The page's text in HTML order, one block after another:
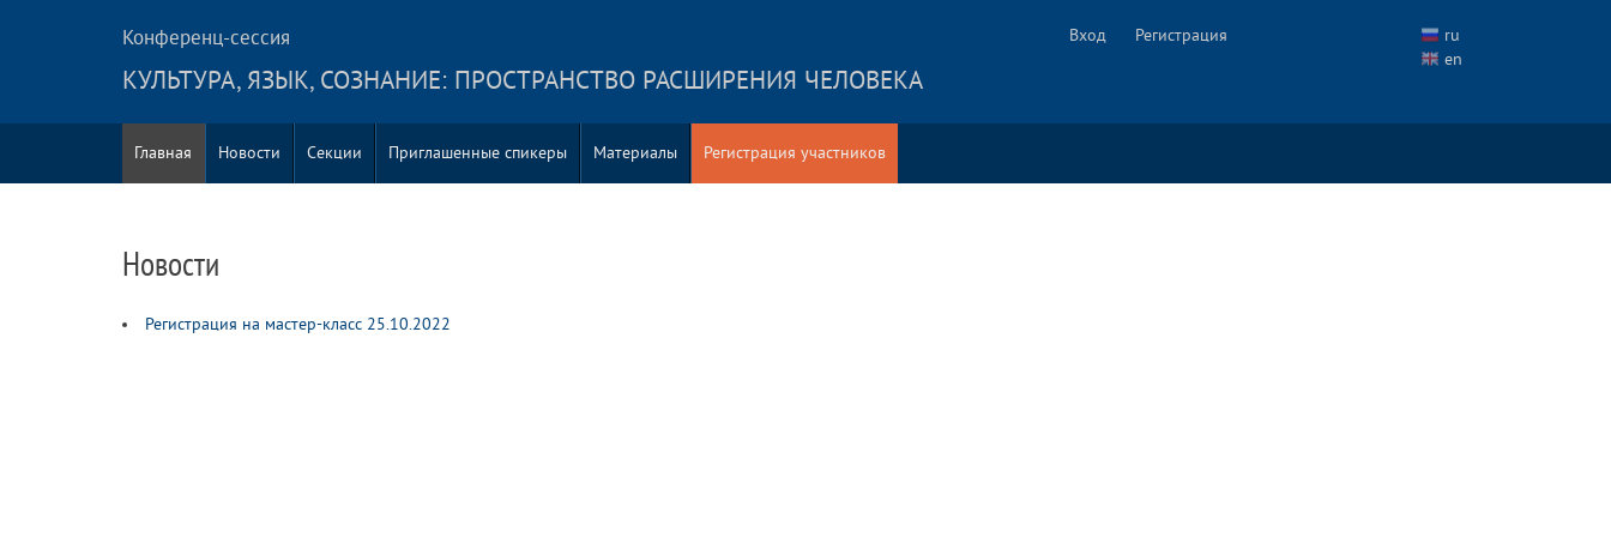
Конференц-сессия
КУЛЬТУРА, ЯЗЫК, СОЗНАНИЕ: ПРОСТРАНСТВО РАСШИРЕНИЯ ЧЕЛОВЕКА
Вход Регистрация
ru
en
Главная Новости Секции Приглашенные спикеры Материалы Регистрация участников
Новости
Регистрация на мастер-класс 25.10.2022